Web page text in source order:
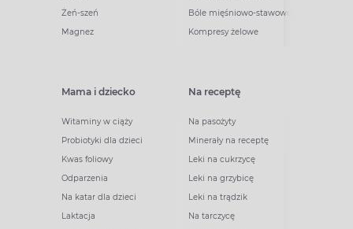
Żeń-szeń
Magnez
Bóle mięśniowo-stawowe
Kompresy żelowe
Mama i dziecko
Witaminy w ciąży
Probiotyki dla dzieci
Kwas foliowy
Odparzenia
Na katar dla dzieci
Laktacja
Na receptę
Na pasożyty
Minerały na receptę
Leki na cukrzycę
Leki na grzybicę
Leki na trądzik
Na tarczycę